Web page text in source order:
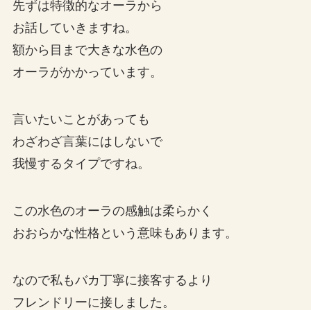
先ずは特徴的なオーラから
お話していきますね。
額から目まで大きな水色の
オーラがかかっています。
言いたいことがあっても
わざわざ言葉にはしないで
我慢するタイプですね。
この水色のオーラの感触は柔らかく
おおらかな性格という意味もあります。
なので私もバカ丁寧に接客するより
フレンドリーに接しました。